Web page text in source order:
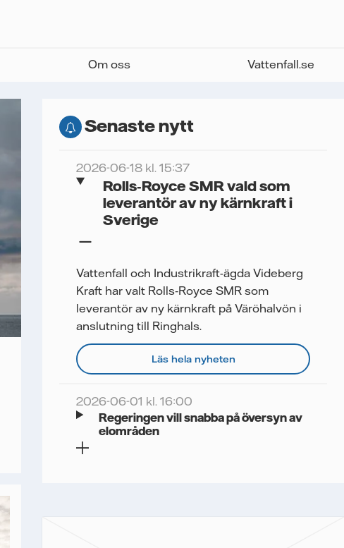
Om oss Vattenfall.se
Senaste nytt
2026-06-18 kl. 15:37
Rolls‑Royce SMR vald som
leverantör av ny kärnkraft i
Sverige
Vattenfall och Industrikraft-ägda Videberg
Kraft har valt Rolls‑Royce SMR som
leverantör av ny kärnkraft på Väröhalvön i
anslutning till Ringhals.
Läs hela nyheten
2026-06-01 kl. 16:00
Regeringen vill snabba på översyn av
elområden